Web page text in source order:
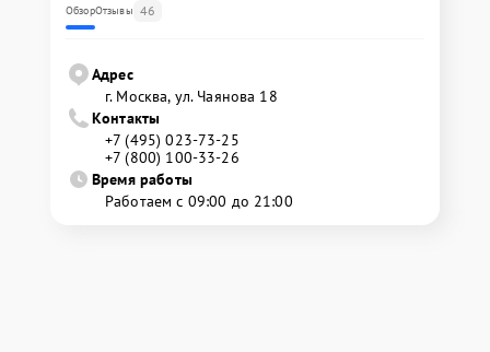
ОбзорОтзывы 46
Адрес
г. Москва, ул. Чаянова 18
Контакты
+7 (495) 023-73-25
+7 (800) 100-33-26
Время работы
Работаем с 09:00 до 21:00